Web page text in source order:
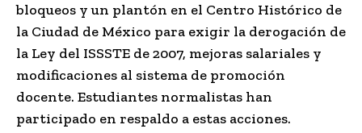
bloqueos y un plantón en el Centro Histórico de
la Ciudad de México para exigir la derogación de
la Ley del ISSSTE de 2007, mejoras salariales y
modificaciones al sistema de promoción
docente. Estudiantes normalistas han
participado en respaldo a estas acciones.